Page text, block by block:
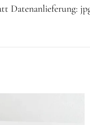
Datenanlieferung: